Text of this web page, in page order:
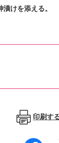
けを添える。
印刷す